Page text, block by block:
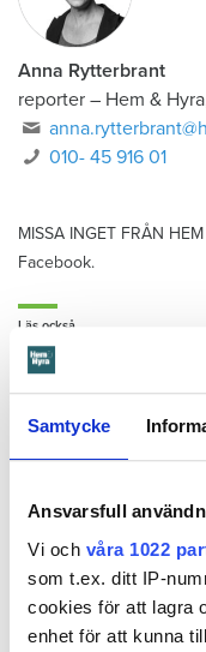
Samtycke
Ansvarsfull
Vi och våra 1022
som t.ex. ditt IP-
cookies för att lagra
enhet för att kunna
Anna Rytterbrant
reporter – Hem &
010- 45 916 01
MISSA INGET FRÅN
Facebook.
Läs också
600 kronor dyrare
Ansvarsskyddet – en
Larmade
duschen